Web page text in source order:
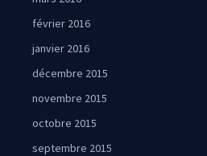
février 2016
janvier 2016
décembre 2015
novembre 2015
octobre 2015
septembre 2015